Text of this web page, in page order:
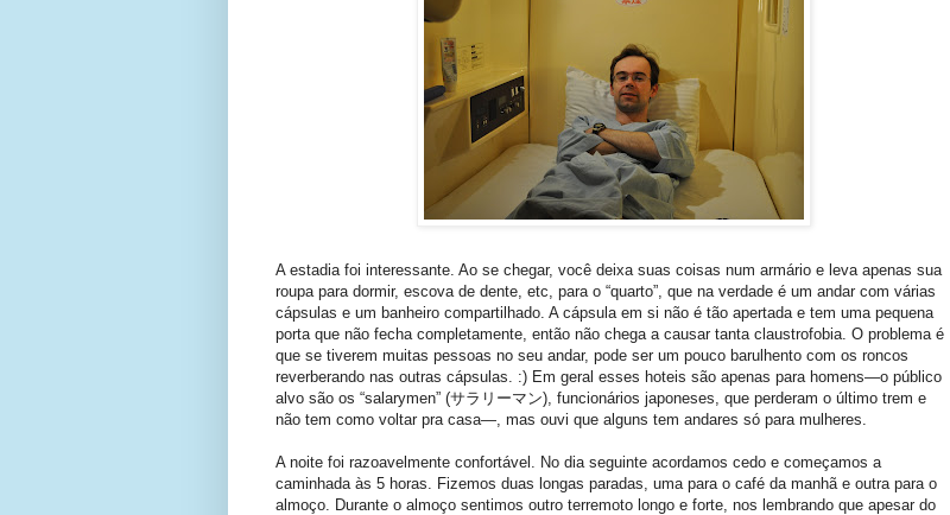
A estadia foi interessante. Ao se chegar, você deixa suas coisas num armário e leva apenas sua
roupa para dormir, escova de dente, etc, para o “quarto”, que na verdade é um andar com várias
cápsulas e um banheiro compartilhado. A cápsula em si não é tão apertada e tem uma pequena
porta que não fecha completamente, então não chega a causar tanta claustrofobia. O problema é
que se tiverem muitas pessoas no seu andar, pode ser um pouco barulhento com os roncos
reverberando nas outras cápsulas. :) Em geral esses hoteis são apenas para homens—o público
alvo são os “salarymen” (サラリーマン), funcionários japoneses, que perderam o último trem e
não tem como voltar pra casa—, mas ouvi que alguns tem andares só para mulheres.
A noite foi razoavelmente confortável. No dia seguinte acordamos cedo e começamos a
caminhada às 5 horas. Fizemos duas longas paradas, uma para o café da manhã e outra para o
almoço. Durante o almoço sentimos outro terremoto longo e forte, nos lembrando que apesar do